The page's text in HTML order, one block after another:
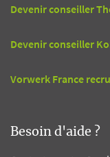
Devenir conseiller
Devenir conseiller
Vorwerk France
Besoin d'aide ?